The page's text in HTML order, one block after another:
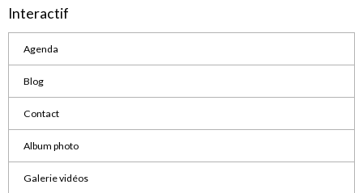
Interactif
Agenda
Blog
Contact
Album photo
Galerie vidéos